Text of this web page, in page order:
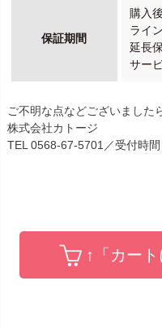
保証期間
購入
ライ
延長
サー
ご不明な点などございました
株式会社カトージ
TEL 0568-67-5701／受付時
↑「カー